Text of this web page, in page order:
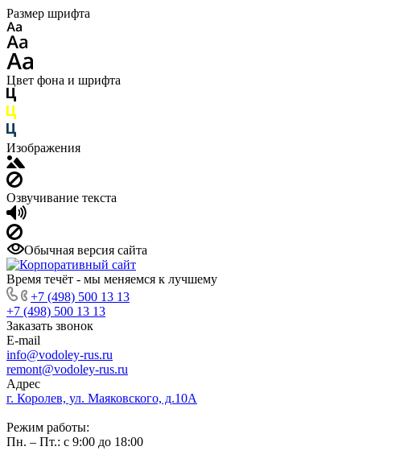
Размер шрифта
Цвет фона и шрифта
Изображения
Озвучивание текста
Обычная версия сайта
Время течёт - мы меняемся к лучшему
+7 (498) 500 13 13
+7 (498) 500 13 13
Заказать звонок
E-mail
info@vodoley-rus.ru
remont@vodoley-rus.ru
Адрес
г. Королев, ул. Маяковского, д.10А
Режим работы:
Пн. – Пт.: с 9:00 до 18:00